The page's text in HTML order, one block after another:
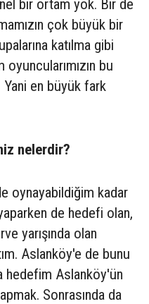
bir ortam yok. Bir de
çok büyük bir
katılma gibi
bu
en büyük fark
nelerdir?
oynayabildiğim kadar
de hedefi olan,
yarışında olan
Aslanköy'e de bunu
hedefim Aslanköy'ün
Sonrasında da